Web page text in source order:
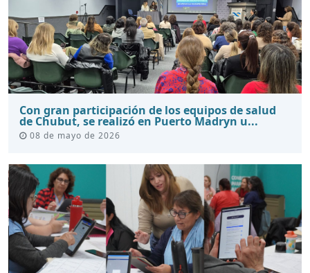
Con gran participación de los equipos de salud
de Chubut, se realizó en Puerto Madryn u...
08 de mayo de 2026